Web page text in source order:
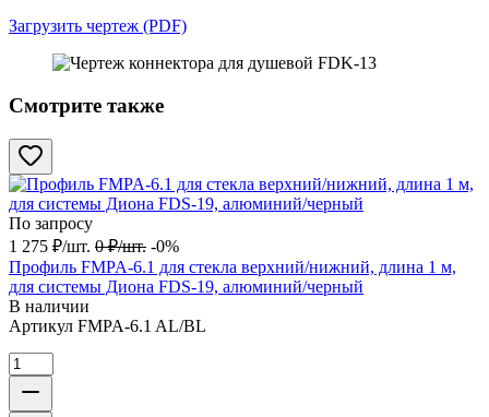
Загрузить чертеж (PDF)
Смотрите также
По запросу
1 275 ₽/шт. 0 ₽/шт. -0%
Профиль FMPA-6.1 для стекла верхний/нижний, длина 1 м,
для системы Диона FDS-19, алюминий/черный
В наличии
Артикул FMPA-6.1 AL/BL